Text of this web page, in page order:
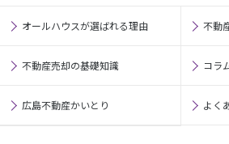
オールハウスが選ばれる理由 不動
不動産売却の基礎知識 コラ
広島不動産かいとり よく